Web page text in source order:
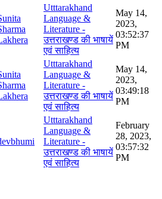
Utttarakhand
Language &
Literature -
उत्तराखण्ड की भाषायें
एवं साहित्य
May 14,
2023,
03:52:37
PM
Utttarakhand
Language &
Literature -
उत्तराखण्ड की भाषायें
एवं साहित्य
May 14,
2023,
03:49:18
PM
Utttarakhand
Language &
Literature -
उत्तराखण्ड की भाषायें
एवं साहित्य
February
28, 2023,
03:57:32
PM